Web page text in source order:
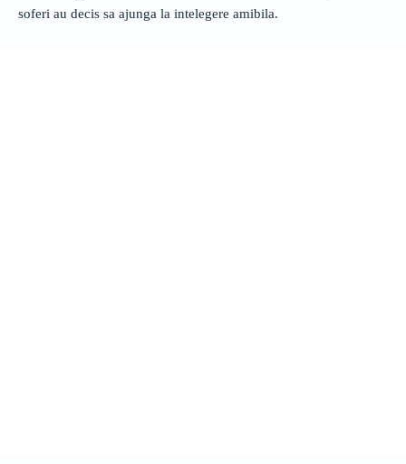
soferi au decis sa ajunga la intelegere amibila.